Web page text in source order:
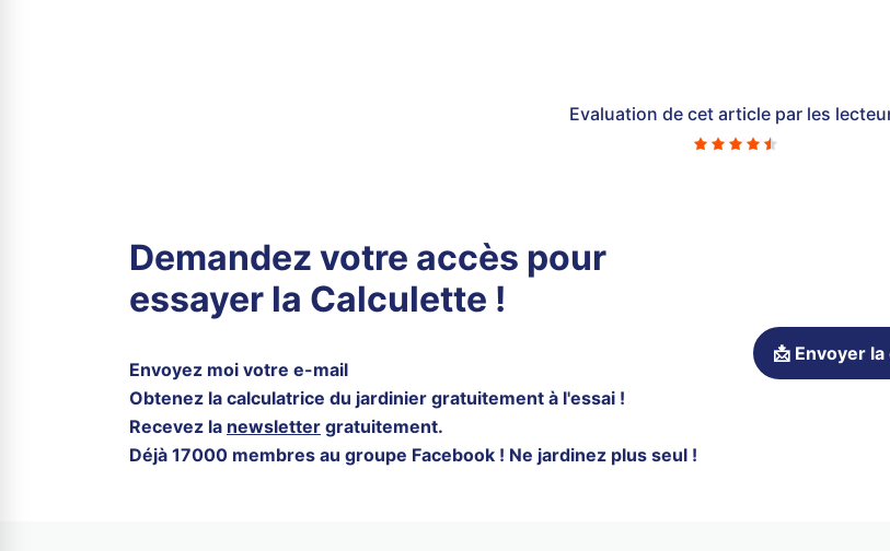
Evaluation de cet article par les
Demandez votre accès pour
essayer la Calculette !
Envoyez moi votre e-mail
Obtenez la calculatrice du jardinier gratuitement à l'essai !
Recevez la newsletter gratuitement.
Déjà 17000 membres au groupe Facebook ! Ne jardinez plus seul !
📩 Envoyer